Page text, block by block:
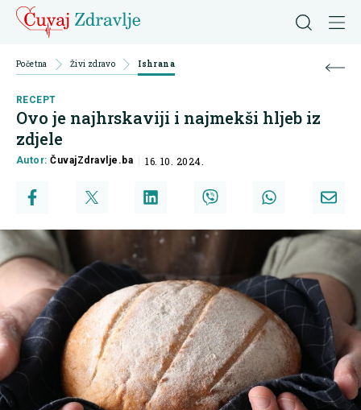
Početna Živi zdravo Ishrana
RECEPT
Ovo je najhrskaviji i najmekši hljeb iz
zdjele
Autor:ČuvajZdravlje.ba 16. 10. 2024.